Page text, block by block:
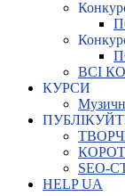
ВСІ
КУРСИ
SEO-
HELP UA